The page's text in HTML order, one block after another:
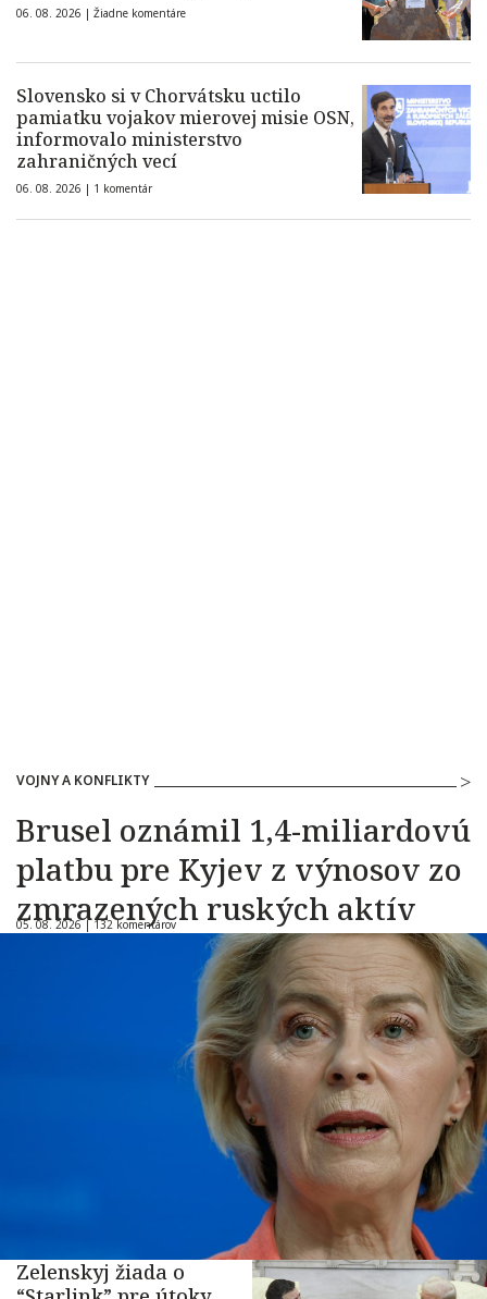
06. 08. 2026 | Žiadne komentáre
Slovensko si v Chorvátsku uctilo
pamiatku vojakov mierovej misie OSN,
informovalo ministerstvo
zahraničných vecí
06. 08. 2026 | 1 komentár
VOJNY A KONFLIKTY
Brusel oznámil 1,4-miliardovú
platbu pre Kyjev z výnosov zo
zmrazených ruských aktív
05. 08. 2026 |132 komentárov
Zelenskyj žiada o